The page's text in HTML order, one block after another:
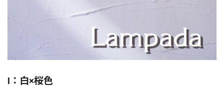
I：白×桜色